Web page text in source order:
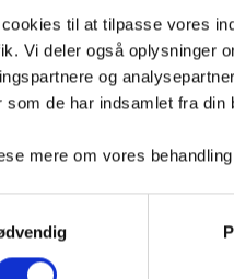
til at tilpasse vores
Vi deler også oplysninger
og
som de har indsamlet fra din
mere om vores